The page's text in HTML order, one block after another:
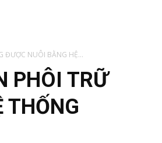
ĐƯỢC NUÔI BẰNG HỆ...
PHÔI TRỮ
THỐNG